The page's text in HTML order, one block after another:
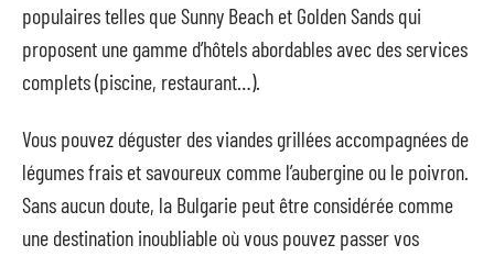
populaires telles que Sunny Beach et Golden Sands qui
proposent une gamme d’hôtels abordables avec des services
complets (piscine, restaurant…).
Vous pouvez déguster des viandes grillées accompagnées de
légumes frais et savoureux comme l’aubergine ou le poivron.
Sans aucun doute, la Bulgarie peut être considérée comme
une destination inoubliable où vous pouvez passer vos